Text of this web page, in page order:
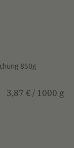
850g
3,87 € / 1000 g